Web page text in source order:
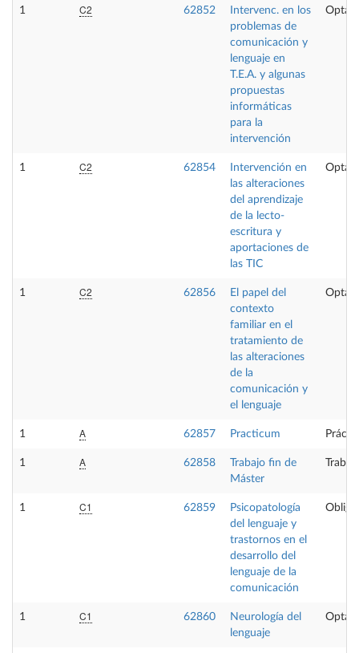
1 C2 62852
Intervenc. en los
problemas de
comunicación y
lenguaje en
T.E.A. y algunas
propuestas
informáticas
para la
intervención
1 C2 62854
Intervención en
las alteraciones
del aprendizaje
de la lecto-
escritura y
aportaciones de
las TIC
1 C2 62856
El papel del
contexto
familiar en el
tratamiento de
las alteraciones
de la
comunicación y
el lenguaje
1 A 62857 Practicum
1 A 62858
Trabajo fin de
Máster
1 C1 62859
Psicopatología
del lenguaje y
trastornos en el
desarrollo del
lenguaje de la
comunicación
1 C1 62860
Neurología del
lenguaje